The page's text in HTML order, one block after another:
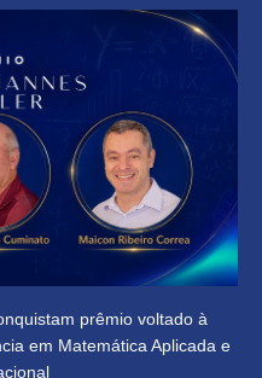
prêmio voltado à
em Matemática Aplicada e